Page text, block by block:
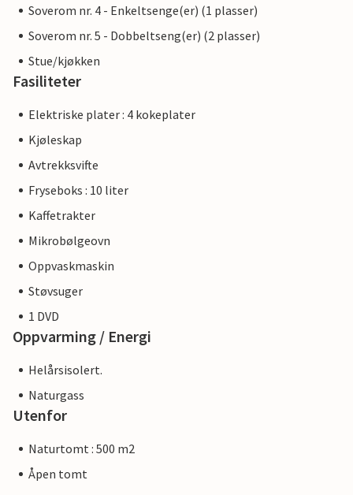
Soverom nr. 4 - Enkeltsenge(er) (1 plasser)
Soverom nr. 5 - Dobbeltseng(er) (2 plasser)
Stue/kjøkken
Fasiliteter
Elektriske plater : 4 kokeplater
Kjøleskap
Avtrekksvifte
Fryseboks : 10 liter
Kaffetrakter
Mikrobølgeovn
Oppvaskmaskin
Støvsuger
1 DVD
Oppvarming / Energi
Helårsisolert.
Naturgass
Utenfor
Naturtomt : 500 m2
Åpen tomt